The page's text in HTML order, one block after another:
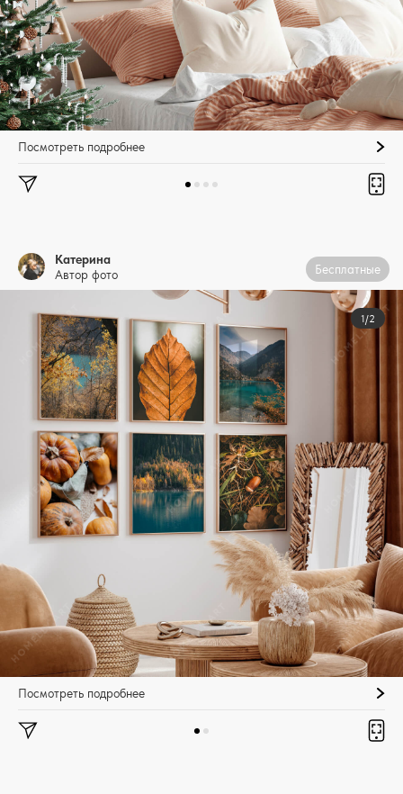
Посмотреть подробнее
Катерина
Автор фото
1/2
Бесплатные
Посмотреть подробнее